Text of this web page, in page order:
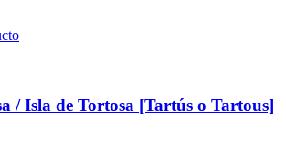
/ Isla de Tortosa [Tartús o Tartous]